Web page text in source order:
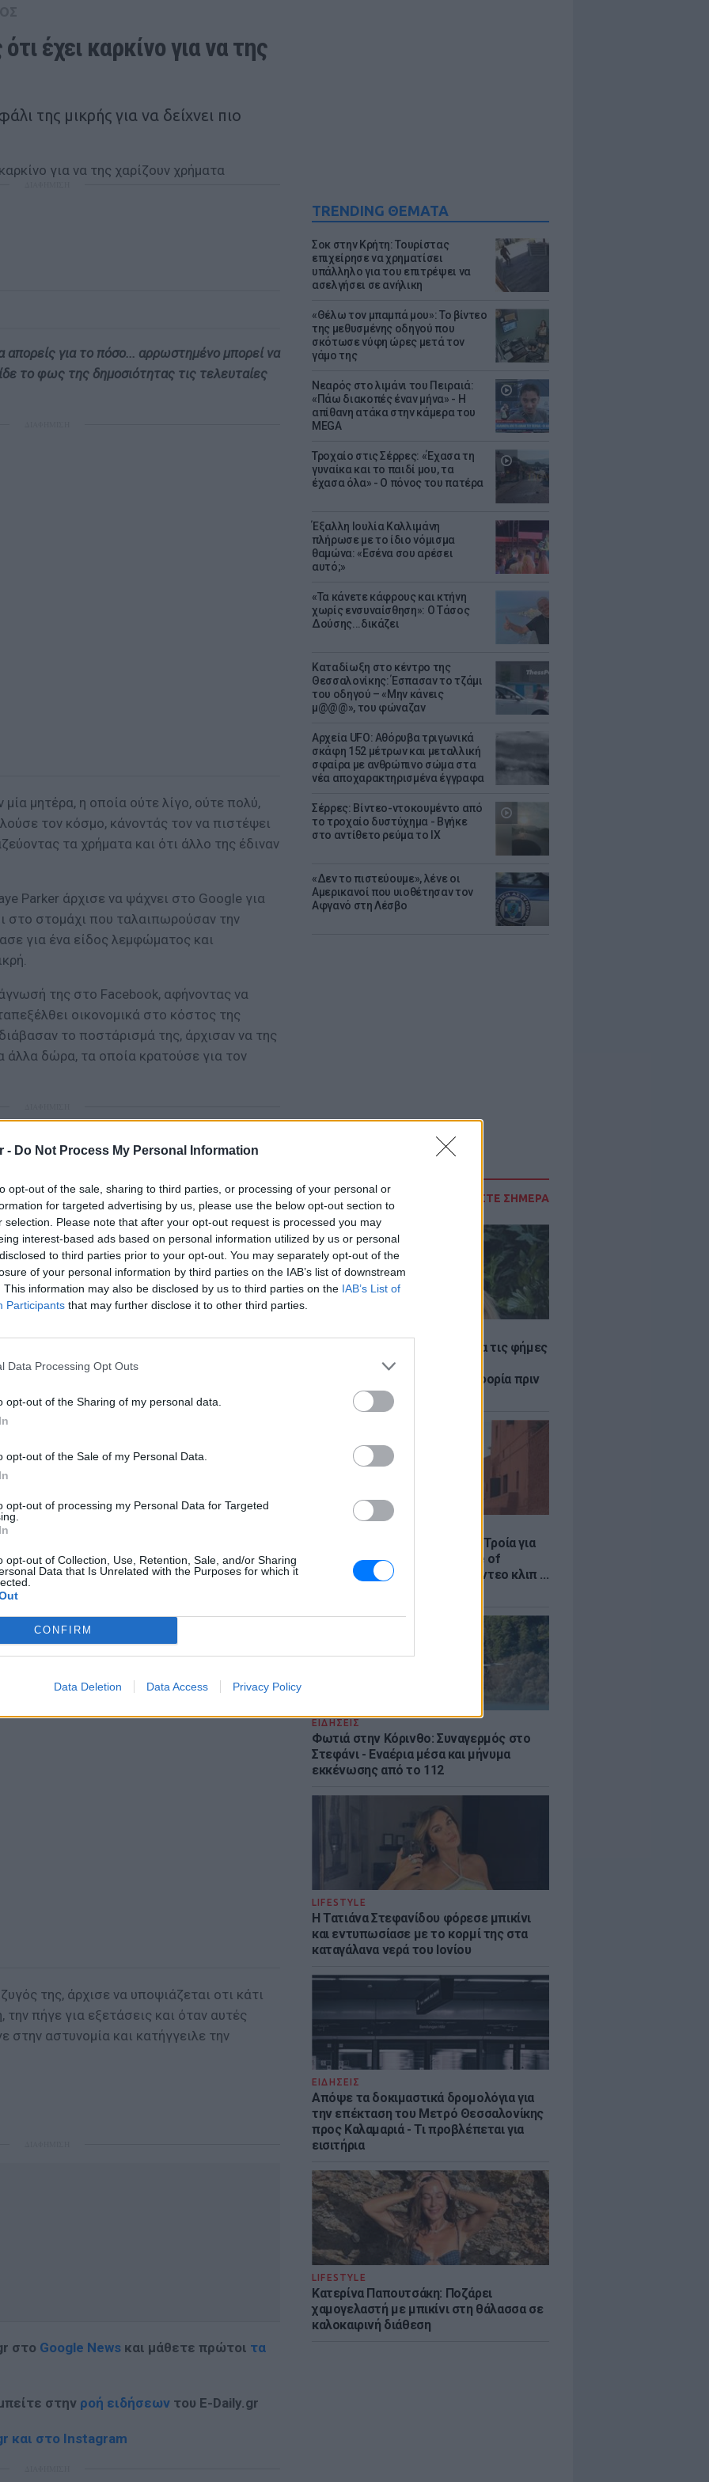
- Do Not Process My Personal Information
opt-out of the sale, sharing to third parties, or processing of your personal or
for targeted advertising by us, please use the below opt-out section to
selection. Please note that after your opt-out request is processed you may
interest-based ads based on personal information utilized by us or personal
to third parties prior to your opt-out. You may separately opt-out of the
of your personal information by third parties on the IAB’s list of downstream
This information may also be disclosed by us to third parties on the IAB’s List of
Participants that may further disclose it to other third parties.
Data Processing Opt Outs
opt-out of the Sharing of my personal data.
opt-out of the Sale of my Personal Data.
opt-out of processing my Personal Data for Targeted
opt-out of Collection, Use, Retention, Sale, and/or Sharing
Data that Is Unrelated with the Purposes for which it
CONFIRM
Data Deletion Data Access Privacy Policy
TRENDING ΘΕΜΑΤΑ
Σοκ στην Κρήτη: Τουρίστας
επιχείρησε να χρηματίσει
υπάλληλο για του επιτρέψει να
ασελγήσει σε ανήλικη
«Θέλω τον μπαμπά μου»: Το βίντεο
της μεθυσμένης οδηγού που
σκότωσε νύφη ώρες μετά τον
γάμο της
Νεαρός στο λιμάνι του Πειραιά:
«Πάω διακοπές έναν μήνα» - Η
απίθανη ατάκα στην κάμερα του
MEGA
Τροχαίο στις Σέρρες: «Έχασα τη
γυναίκα και το παιδί μου, τα
έχασα όλα» - Ο πόνος του πατέρα
Έξαλλη Ιουλία Καλλιμάνη
πλήρωσε με το ίδιο νόμισμα
θαμώνα: «Εσένα σου αρέσει
αυτό;»
«Τα κάνετε κάφρους και κτήνη
χωρίς ενσυναίσθηση»: Ο Τάσος
Δούσης...δικάζει
Καταδίωξη στο κέντρο της
Θεσσαλονίκης: Έσπασαν το τζάμι
του οδηγού – «Μην κάνεις
μ@@@», του φώναζαν
Αρχεία UFO: Αθόρυβα τριγωνικά
σκάφη 152 μέτρων και μεταλλική
σφαίρα με ανθρώπινο σώμα στα
νέα αποχαρακτηρισμένα έγγραφα
Σέρρες: Βίντεο-ντοκουμέντο από
το τροχαίο δυστύχημα - Βγήκε
στο αντίθετο ρεύμα το ΙΧ
«Δεν το πιστεύουμε», λένε οι
Αμερικανοί που υιοθέτησαν τον
Αφγανό στη Λέσβο
ΔΙΑΒΑΣΤΕ ΣΗΜΕΡΑ
Η Ελένη Βουλγαράκη ξεσπά για τις φήμες
χωρισμού με τον Ιωαννίδη:
«Διασταυρώστε καμία πληροφορία πριν
εκτοξεύσετε τη βλακεία σας»
Το μαροκινό χωριό που έγινε Τροία για
τον Nolan, Yunkai για το Game of
Thrones και σκηνικό για το βίντεο κλιπ ...
ΕΙΔΗΣΕΙΣ
Φωτιά στην Κόρινθο: Συναγερμός στο
Στεφάνι - Εναέρια μέσα και μήνυμα
εκκένωσης από το 112
LIFESTYLE
Η Τατιάνα Στεφανίδου φόρεσε μπικίνι
και εντυπωσίασε με το κορμί της στα
καταγάλανα νερά του Ιονίου
ΕΙΔΗΣΕΙΣ
Απόψε τα δοκιμαστικά δρομολόγια για
την επέκταση του Μετρό Θεσσαλονίκης
προς Καλαμαριά - Τι προβλέπεται για
εισιτήρια
LIFESTYLE
Κατερίνα Παπουτσάκη: Ποζάρει
χαμογελαστή με μπικίνι στη θάλασσα σε
καλοκαιρινή διάθεση
έχει καρκίνο για να της
της μικρής για να δείχνει πιο
απορείς για το πόσο... αρρωστημένο μπορεί να
το φως της δημοσιότητας τις τελευταίες
μητέρα, η οποία ούτε λίγο, ούτε πολύ,
τον κόσμο, κάνοντάς τον να πιστέψει
τα χρήματα και ότι άλλο της έδιναν
Parker άρχισε να ψάχνει στο Google για
στο στομάχι που ταλαιπωρούσαν την
για ένα είδος λεμφώματος και
της στο Facebook, αφήνοντας να
οικονομικά στο κόστος της
το ποστάρισμά της, άρχισαν να της
άλλα δώρα, τα οποία κρατούσε για τον
και την 7χρονη οτι είχε καρκίνο,
να λαμβάνει μέρος σε διάφορες
μαζεύει και από εκεί χρήματα.
ΔΙΑΦΗΜΙΣΗ
της, άρχισε να υποψιάζεται οτι κάτι
την πήγε για εξετάσεις και όταν αυτές
στην αστυνομία και κατήγγειλε την
στο Google News και μάθετε πρώτοι τα
στην ροή ειδήσεων του E-Daily.gr
και στο Instagram